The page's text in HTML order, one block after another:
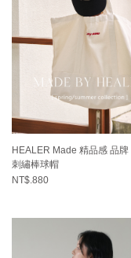
HEALER Made 精品感 品牌
刺繡棒球帽
NT$.880